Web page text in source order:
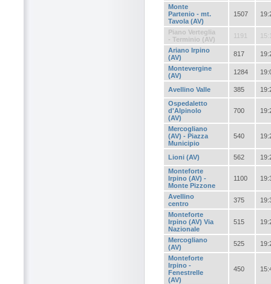
Monte
Partenio - mt.
Tavola (AV)
1507
Piano Verteglia
- Terminio (AV)
1191
Ariano Irpino
(AV)
817
Montevergine
(AV)
1284
Avellino Valle 385
Ospedaletto
d'Alpinolo
(AV)
700
Mercogliano
(AV) - Piazza
Municipio
540
Lioni (AV) 562
Monteforte
Irpino (AV) -
Monte Pizzone
1100
Avellino
centro
375
Monteforte
Irpino (AV) Via
Nazionale
515
Mercogliano
(AV)
525
Monteforte
Irpino -
Fenestrelle
(AV)
450